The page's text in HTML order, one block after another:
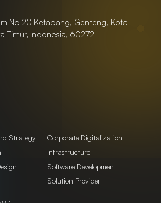
No 20 Ketabang, Genteng, Kota
Timur, Indonesia, 60272
Strategy
Corporate Digitalization
Infrastructure
Software Development
Solution Provider